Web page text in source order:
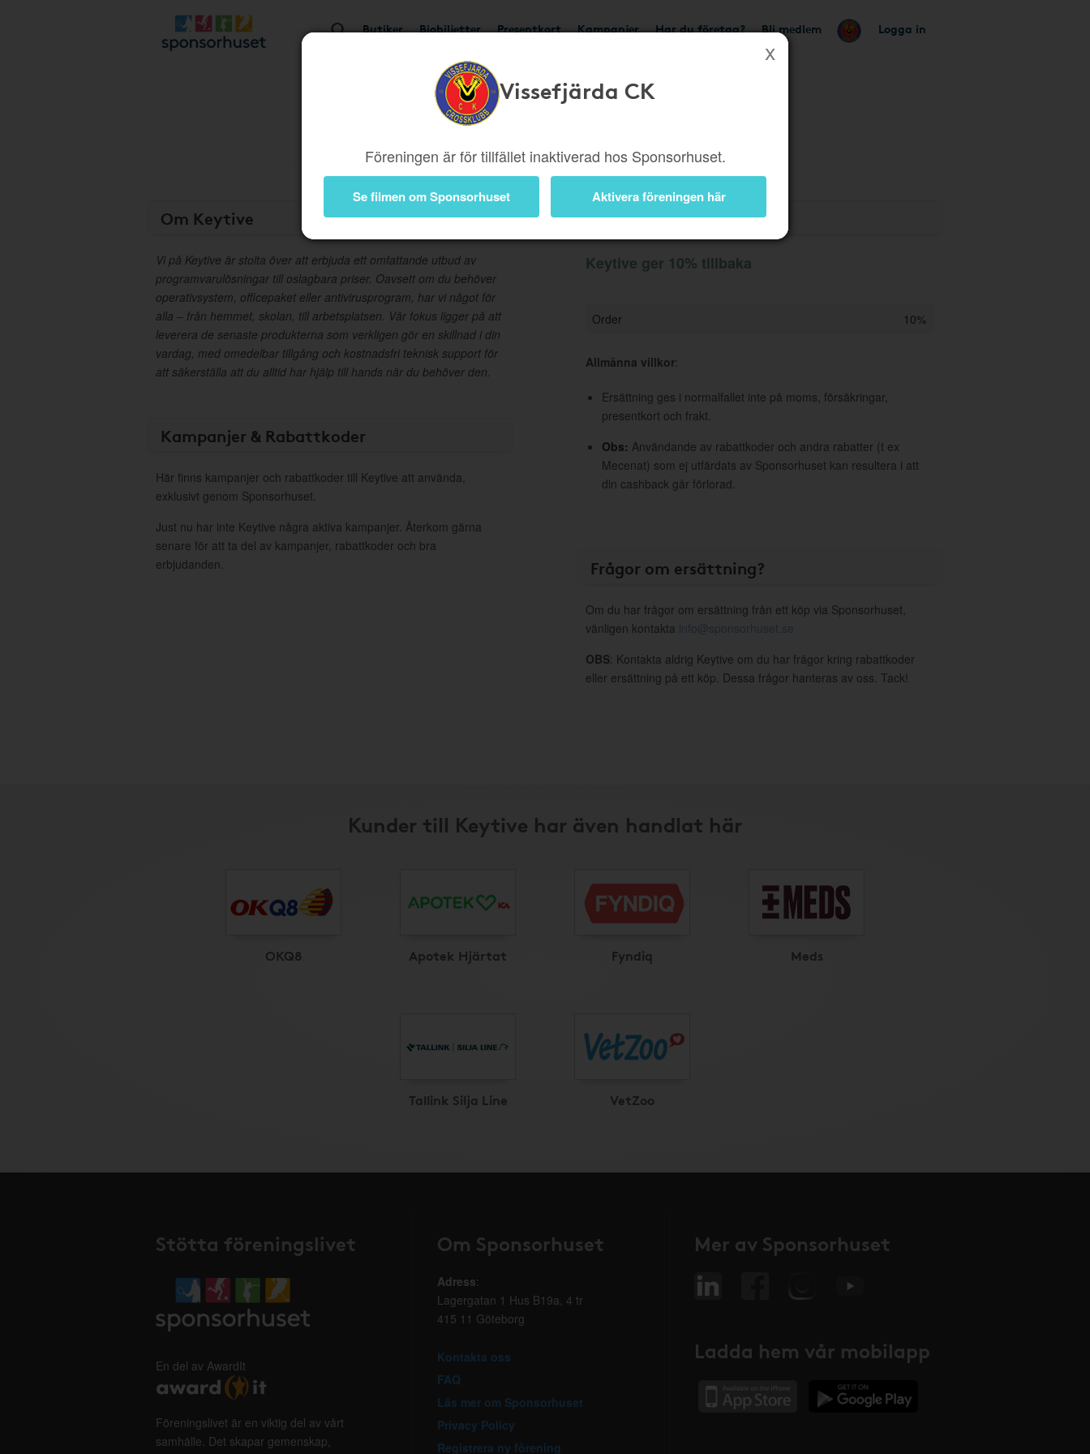
Butiker Biobiljetter Presentkort Kampanjer Har du företag? Bli medlem Logga in
Vissefjärda CK
Föreningen är för tillfället inaktiverad hos Sponsorhuset.
Se filmen om Sponsorhuset Aktivera föreningen här
Om Keytive
Vi på Keytive är stolta över att erbjuda ett omfattande utbud av
programvarulösningar till oslagbara priser. Oavsett om du behöver
operativsystem, officepaket eller antivirusprogram, har vi något för
alla – från hemmet, skolan, till arbetsplatsen. Vår fokus ligger på att
leverera de senaste produkterna som verkligen gör en skillnad i din
vardag, med omedelbar tillgång och kostnadsfri teknisk support för
att säkerställa att du alltid har hjälp till hands när du behöver den.
Kampanjer & Rabattkoder
Här finns kampanjer och rabattkoder till Keytive att använda,
exklusivt genom Sponsorhuset.
Just nu har inte Keytive några aktiva kampanjer. Återkom gärna
senare för att ta del av kampanjer, rabattkoder och bra
erbjudanden.
Information
Keytive ger 10% tillbaka
Order 10%
Allmänna villkor:
Ersättning ges i normalfallet inte på moms, försäkringar,
presentkort och frakt.
Obs: Användande av rabattkoder och andra rabatter (t ex
Mecenat) som ej utfärdats av Sponsorhuset kan resultera i att
din cashback går förlorad.
Frågor om ersättning?
Om du har frågor om ersättning från ett köp via Sponsorhuset,
vänligen kontakta info@sponsorhuset.se
OBS: Kontakta aldrig Keytive om du har frågor kring rabattkoder
eller ersättning på ett köp. Dessa frågor hanteras av oss. Tack!
Kunder till Keytive har även handlat här
OKQ8 Apotek Hjärtat Fyndiq Meds
Tallink Silja Line VetZoo
Stötta föreningslivet
En del av AwardIt
Föreningslivet är en viktig del av vårt
samhälle. Det skapar gemenskap,
Om Sponsorhuset
Adress:
Lagergatan 1 Hus B19a, 4 tr
415 11 Göteborg
Kontakta oss
FAQ
Läs mer om Sponsorhuset
Privacy Policy
Registrera ny förening
Mer av Sponsorhuset
Ladda hem vår mobilapp